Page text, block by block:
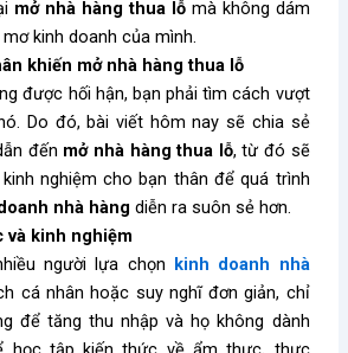
mở nhà hàng thua lỗmà không dám
kinh doanh của mình.
khiến mở nhà hàng thua lỗ
được hối hận, bạn phải tìm cách vượt
Do đó, bài viết hôm nay sẽ chia sẻ
đến mở nhà hàng thua lỗ, từ đó sẽ
nghiệm cho bạn thân để quá trình
nhà hàng diễn ra suôn sẻ hơn.
và kinh nghiệm
người lựa chọn kinh doanh nhà
cá nhân hoặc suy nghĩ đơn giản, chỉ
để tăng thu nhập vàhọ không dành